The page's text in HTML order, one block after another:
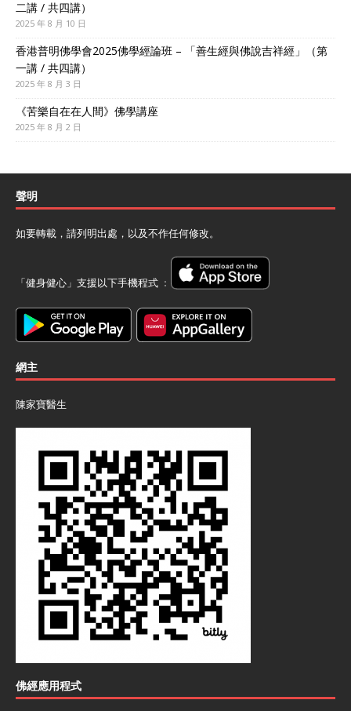
二講 / 共四講）
2025 年 8 月 10 日
香港普明佛學會2025佛學經論班 – 「善生經與佛說吉祥經」（第
一講 / 共四講）
2025 年 8 月 3 日
《苦樂自在在人間》佛學講座
2025 年 8 月 2 日
聲明
如要轉載，請列明出處，以及不作任何修改。
「健身健心」支援以下手機程式 ﹕
網主
陳家寶醫生
佛經應用程式